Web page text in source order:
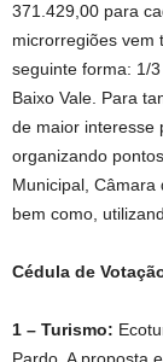
371.429,00 para
microrregiões vem
seguinte forma: 1/
Baixo Vale. Para
de maior interesse
organizando
Municipal, Câmara
bem como,
Cédula de
1 – Turismo: